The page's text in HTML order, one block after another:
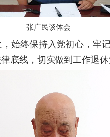
张广民谈体会
始终保持入党初心，牢
底线，切实做到工作退休